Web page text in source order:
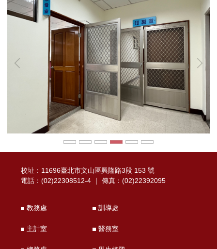
校址：11696臺北市文山區興隆路3段 153 號
電話：(02)22308512-4 ｜ 傳真：(02)22392095
教務處
主計室
訓導處
醫務室